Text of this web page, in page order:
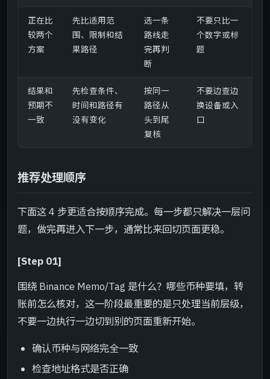
正在比
较两个
方案
先比适用范
围、限制和结
果路径
选一条
路线走
完再判
断
不要只比一
个数字或标
题
结果和
预期不
一致
先检查条件、
时间和路径有
没有变化
按同一
路径从
头到尾
复核
不要边查边
换设备或入
口
推荐处理顺序
下面这 4 步更适合按顺序完成。每一步都只解决一层问
题，做完再进入下一步，通常比来回切页面更稳。
[Step 01]
围绕 Binance Memo/Tag 是什么？哪些币种要填，转
账前怎么核对，这一阶段最重要的是只处理当前层级，
不要一边执行一边切到别的页面重新开始。
确认币种与网络完全一致
检查地址格式是否正确